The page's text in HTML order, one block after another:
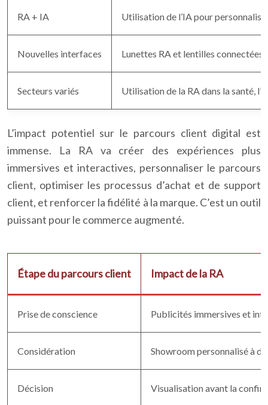
RA + IA Utilisation de l’IA pour
Nouvelles interfaces Lunettes RA et lentilles connectées
Secteurs variés Utilisation de la RA dans la santé,
L’impact potentiel sur le parcours client digital est
immense. La RA va créer des expériences plus
immersives et interactives, personnaliser le parcours
client, optimiser les processus d’achat et de support
client, et renforcer la fidélité à la marque. C’est un outil
puissant pour le commerce augmenté.
Étape du parcours client Impact de la RA
Prise de conscience Publicités immersives et
Considération Showroom personnalisé à
Décision Visualisation avant la